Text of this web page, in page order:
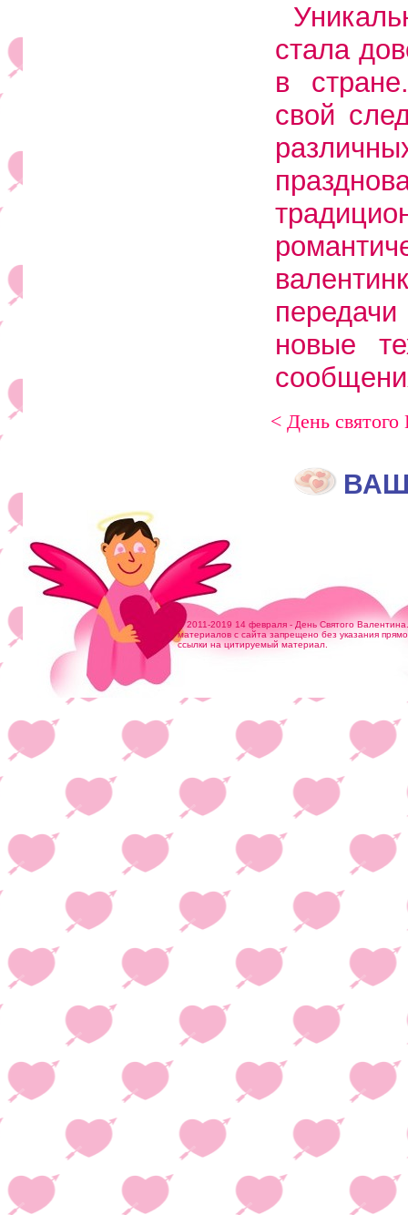
стала
в
свой
новые
< День
© 2011-2019 14 февраля - День Святого
материалов с сайта запрещено без указания
ссылки на цитируемый материал.